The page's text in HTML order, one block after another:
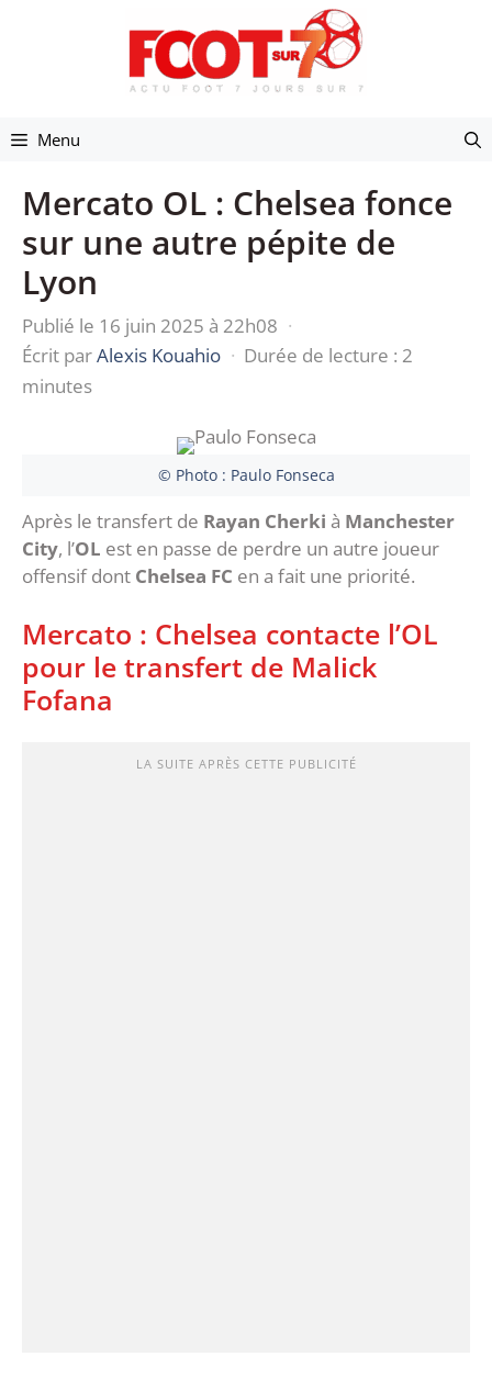
Menu
Mercato OL : Chelsea fonce
sur une autre pépite de
Lyon
Publié le 16 juin 2025 à 22h08 ·
Écrit parAlexis Kouahio · Durée de lecture : 2
minutes
© Photo : Paulo Fonseca
Après le transfert de Rayan Cherki à Manchester
City, l’OL est en passe de perdre un autre joueur
offensif dont Chelsea FC en a fait une priorité.
Mercato : Chelsea contacte l’OL
pour le transfert de Malick
Fofana
LA SUITE APRÈS CETTE PUBLICITÉ